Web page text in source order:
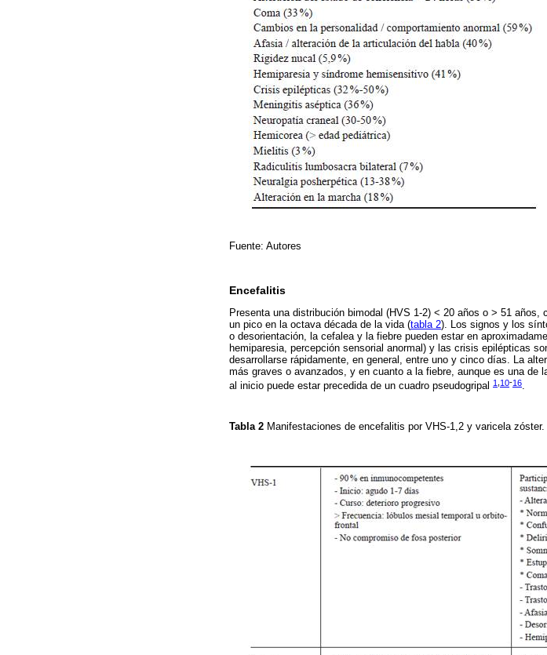
Fuente: Autores
Encefalitis
Presenta una distribución bimodal (HVS 1-2) < 20 años o > 51
un pico en la octava década de la vida (tabla 2). Los signos y los
o desorientación, la cefalea y la fiebre pueden estar en
hemiparesia, percepción sensorial anormal) y las crisis epilépticas
desarrollarse rápidamente, en general, entre uno y cinco días. La
más graves o avanzados, y en cuanto a la fiebre, aunque es una
al inicio puede estar precedida de un cuadro pseudogripal 1 ,10-16.
Tabla 2 Manifestaciones de encefalitis por VHS-1,2 y varicela zóster.